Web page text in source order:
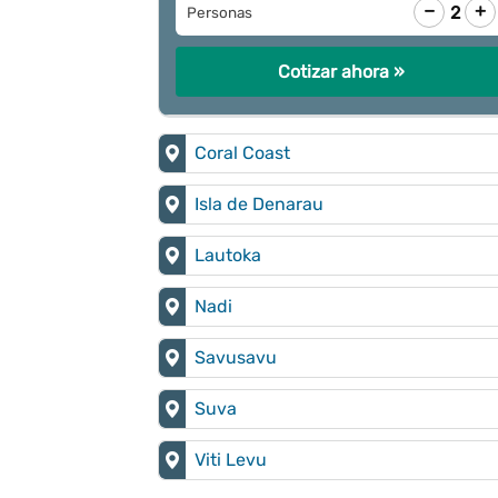
Personas − 2 +
Cotizar ahora »
Coral Coast
Isla de Denarau
Lautoka
Nadi
Savusavu
Suva
Viti Levu